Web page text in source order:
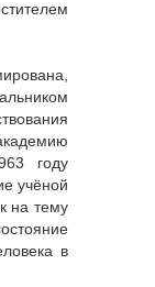
году
учёной
на тему
в